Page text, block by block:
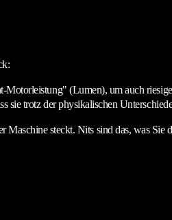
(Lumen), um auch
trotz der physikalischen
steckt. Nits sind das, was